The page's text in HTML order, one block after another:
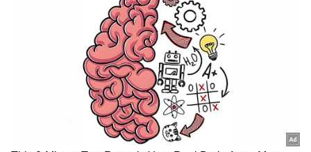
ഫുട്ബോള്‍ ലോകകപ്പില്‍ നിന്ന് മെക്‌സിക്കോ
പുറത്തായതിന്‍റെ ദേഷ്യത്തിലാണ് ഇയാള്‍ ടിവി
തല്ലിപ്പൊളിക്കുന്നത് എന്ന് വീഡിയോയുടെ
തലക്കെട്ടില്‍ കൃത്യമായി വിവരിച്ചിട്ടുണ്ട്.
യഥാര്‍ഥ വീഡിയോ